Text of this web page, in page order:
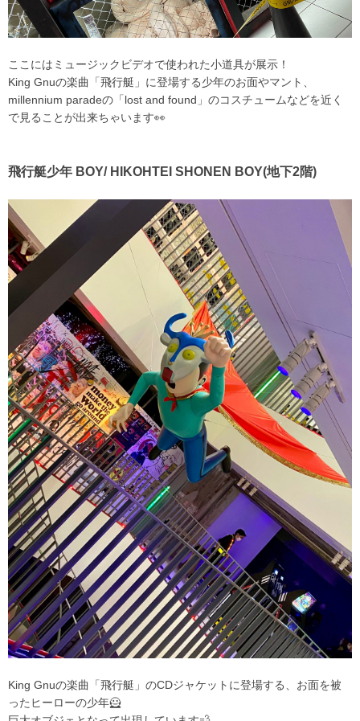
ここにはミュージックビデオで使われた小道具が展示！
King Gnuの楽曲「飛行艇」に登場する少年のお面やマント、
millennium paradeの「lost and found」のコスチュームなどを近く
で見ることが出来ちゃいます👀
飛行艇少年 BOY/ HIKOHTEI SHONEN BOY(地下2階)
King Gnuの楽曲「飛行艇」のCDジャケットに登場する、お面を被
ったヒーローの少年🦸